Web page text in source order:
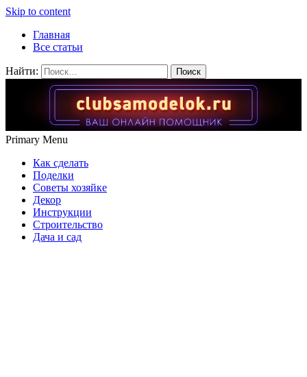
Skip to content
Главная
Все статьи
Найти:
Primary Menu
Как сделать
Поделки
Советы хозяйке
Декор
Инструкции
Строительство
Дача и сад